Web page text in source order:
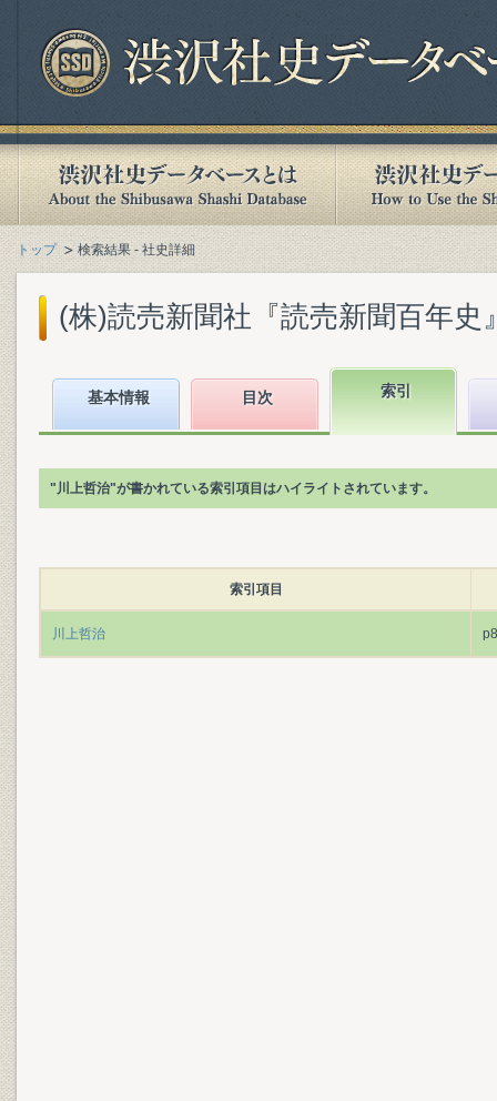
トップ 検索結果 - 社史詳細
(株)読売新聞社『読売新聞百年史
基本情報 目次 索引
"川上哲治"が書かれている索引項目はハイライトされています。
索引項目
川上哲治